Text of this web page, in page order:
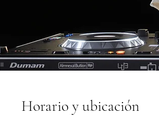
Horario y ubicación